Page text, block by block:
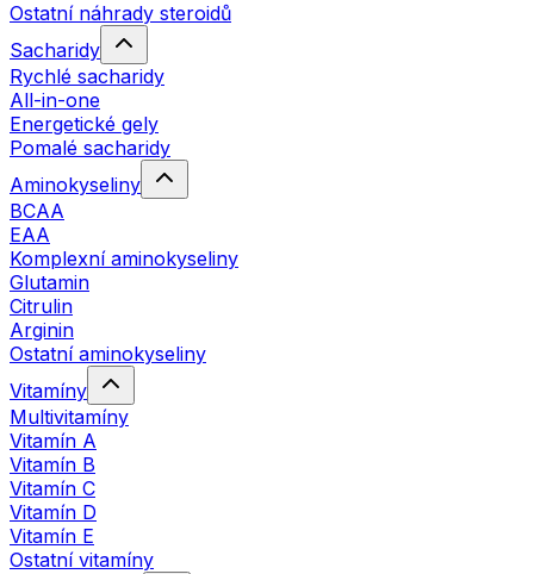
Ostatní náhrady steroidů
Sacharidy
Rychlé sacharidy
All-in-one
Energetické gely
Pomalé sacharidy
Aminokyseliny
BCAA
EAA
Komplexní aminokyseliny
Glutamin
Citrulin
Arginin
Ostatní aminokyseliny
Vitamíny
Multivitamíny
Vitamín A
Vitamín B
Vitamín C
Vitamín D
Vitamín E
Ostatní vitamíny